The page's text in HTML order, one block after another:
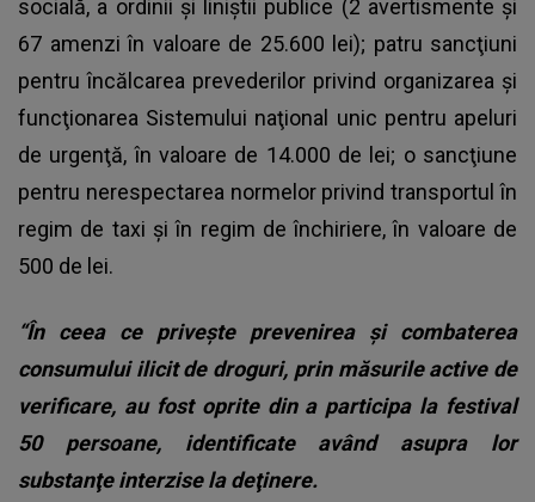
socială, a ordinii şi liniştii publice (2 avertismente şi
67 amenzi în valoare de 25.600 lei); patru sancţiuni
pentru încălcarea prevederilor privind organizarea şi
funcţionarea Sistemului naţional unic pentru apeluri
de urgenţă, în valoare de 14.000 de lei; o sancţiune
pentru nerespectarea normelor privind transportul în
regim de taxi şi în regim de închiriere, în valoare de
500 de lei.
“În ceea ce priveşte prevenirea şi combaterea
consumului ilicit de droguri, prin măsurile active de
verificare, au fost oprite din a participa la festival
50 persoane, identificate având asupra lor
substanţe interzise la deţinere.